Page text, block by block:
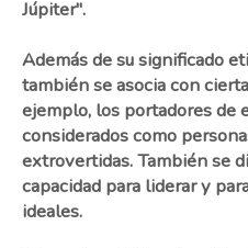
Júpiter".
Además de su significado
también se asocia con
ejemplo, los portadores de
considerados como
extrovertidas. También se
capacidad para liderar y
ideales.